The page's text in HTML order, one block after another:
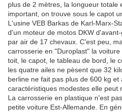
plus de 2 mètres, la longueur totale
important, on trouve sous le capot
L'usine VEB Barkas de Karl-Marx-
d'un moteur de motos DKW
par air de 17 chevaux. C'est peu,
carrosserie en "Duroplast" la
toit, le capot, le tableau de bord, le
les quatre ailes ne pèsent que 32
berline ne fait pas plus de 600 kg
caractéristiques modestes elle peut
La carrosserie en plastique n'est
petite voiture Est-Allemande. En